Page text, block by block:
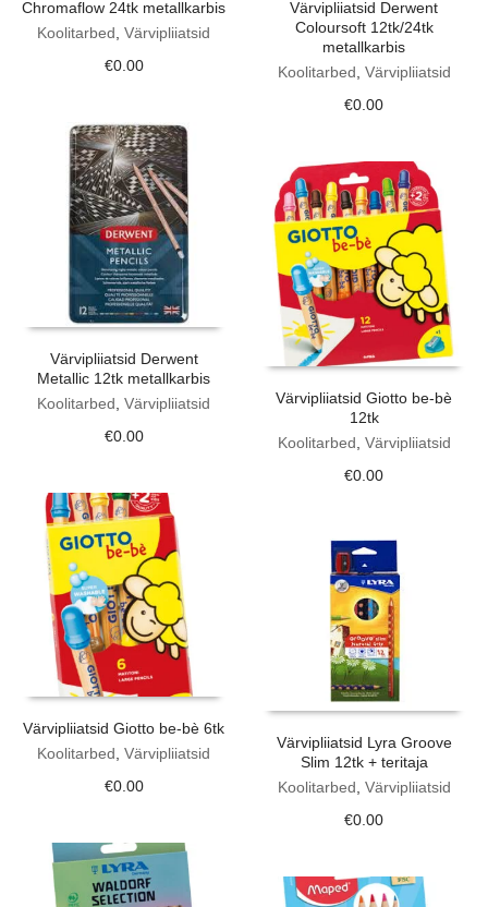
Chromaflow 24tk metallkarbis
Koolitarbed,Värvipliiatsid
€0.00
Värvipliiatsid Derwent
Coloursoft 12tk/24tk
metallkarbis
Koolitarbed, Värvipliiatsid
€0.00
Värvipliiatsid Derwent
Metallic 12tk metallkarbis
Koolitarbed ,Värvipliiatsid
€0.00
Värvipliiatsid Giotto be-bè
12tk
Koolitarbed Värvipliiatsid
€0.00
Värvipliiatsid Giotto be-bè 6tk
Koolitarbed,Värvipliiatsid
€0.00
Värvipliiatsid Lyra Groove
Slim 12tk + teritaja
Koolitarbed Värvipliiatsid
€0.00